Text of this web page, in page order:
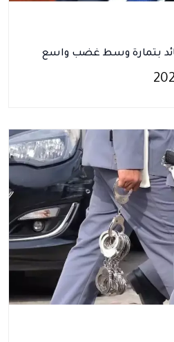
بتمارة وسط غضب واسع